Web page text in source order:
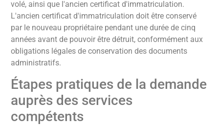
volé, ainsi que l'ancien certificat d'immatriculation.
L'ancien certificat d'immatriculation doit être conservé
par le nouveau propriétaire pendant une durée de cinq
années avant de pouvoir être détruit, conformément aux
obligations légales de conservation des documents
administratifs.
Étapes pratiques de la demande
auprès des services
compétents